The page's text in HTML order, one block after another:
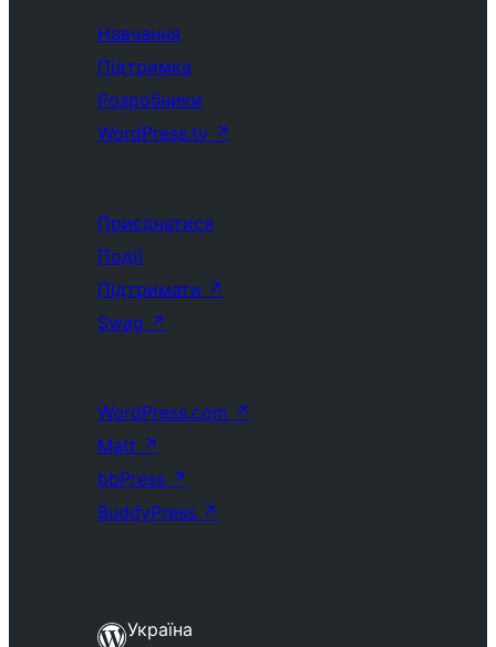
Навчання
Підтримка
Розробники
WordPress.tv ↗
Приєднатися
Події
Підтримати ↗
Swag ↗
WordPress.com ↗
Matt ↗
bbPress ↗
BuddyPress ↗
Україна